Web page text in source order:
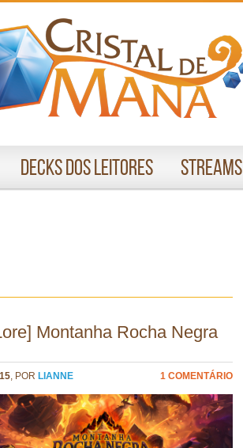
Decks dos Leitores Streams
Montanha Rocha Negra
, POR LIANNE 1 COMENTÁRIO